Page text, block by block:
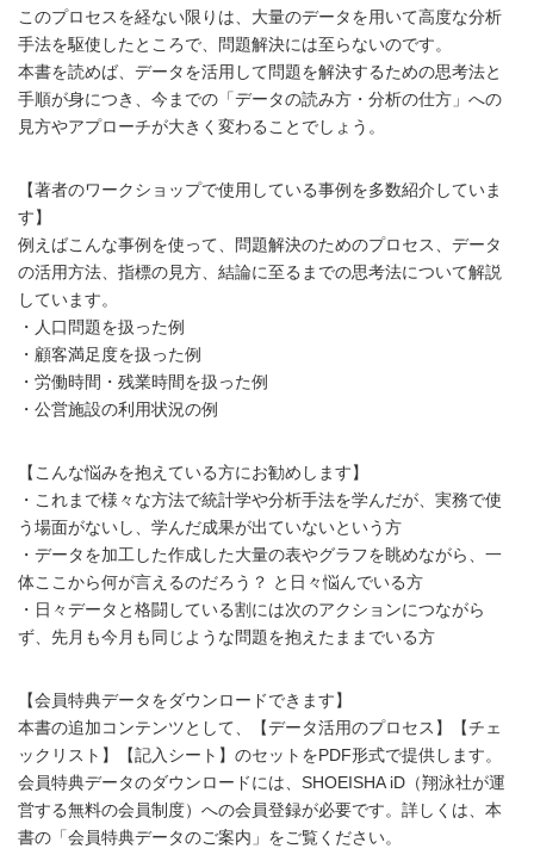
このプロセスを経ない限りは、大量のデータを用いて高度な分析
手法を駆使したところで、問題解決には至らないのです。
本書を読めば、データを活用して問題を解決するための思考法と
手順が身につき、今までの「データの読み方・分析の仕方」への
見方やアプローチが大きく変わることでしょう。
【著者のワークショップで使用している事例を多数紹介していま
す】
例えばこんな事例を使って、問題解決のためのプロセス、データ
の活用方法、指標の見方、結論に至るまでの思考法について解説
しています。
・人口問題を扱った例
・顧客満足度を扱った例
・労働時間・残業時間を扱った例
・公営施設の利用状況の例
【こんな悩みを抱えている方にお勧めします】
・これまで様々な方法で統計学や分析手法を学んだが、実務で使
う場面がないし、学んだ成果が出ていないという方
・データを加工した作成した大量の表やグラフを眺めながら、一
体ここから何が言えるのだろう？ と日々悩んでいる方
・日々データと格闘している割には次のアクションにつながら
ず、先月も今月も同じような問題を抱えたままでいる方
【会員特典データをダウンロードできます】
本書の追加コンテンツとして、【データ活用のプロセス】【チェ
ックリスト】【記入シート】のセットをPDF形式で提供します。
会員特典データのダウンロードには、SHOEISHA iD（翔泳社が運
営する無料の会員制度）への会員登録が必要です。詳しくは、本
書の「会員特典データのご案内」をご覧ください。